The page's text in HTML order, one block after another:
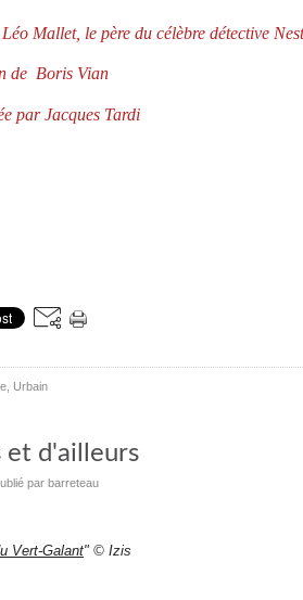
Mallet, le père du célèbre détective
de Boris Vian
par Jacques Tardi
Urbain
et d'ailleurs
par barreteau
Vert-Galant" © Izis